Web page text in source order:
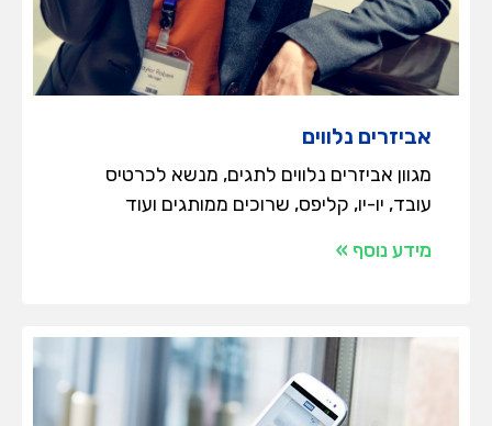
אביזרים נלווים
מגוון אביזרים נלווים לתגים, מנשא לכרטיס
עובד, יו-יו, קליפס, שרוכים ממותגים ועוד
מידע נוסף »